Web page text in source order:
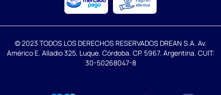
© 2023 TODOS LOS DERECHOS RESERVADOS DREAN S.A. Av.
Américo E. Alladio 325, Luque. Córdoba. CP. 5967. Argentina. CUIT:
30-50268047-8